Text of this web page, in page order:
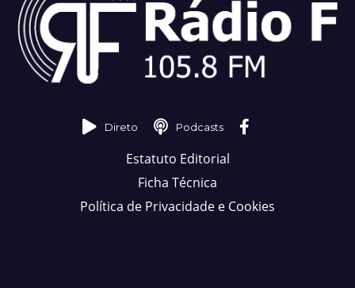
Direto Podcasts
Estatuto Editorial
Ficha Técnica
Política de Privacidade e Cookies